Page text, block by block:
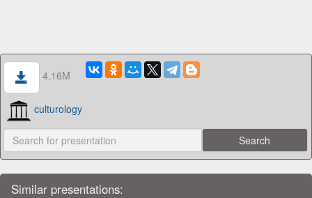
4.16M
culturology
Similar presentations: